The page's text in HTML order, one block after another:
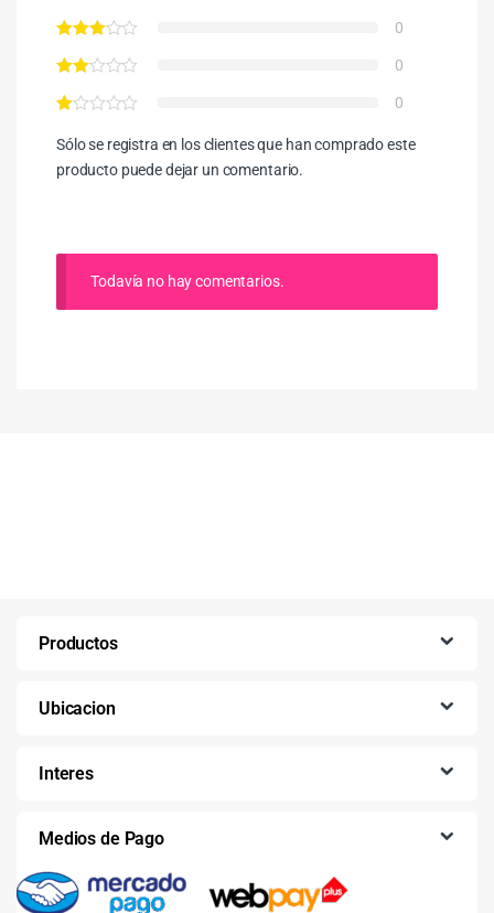
0
0
0
Sólo se registra en los clientes que han comprado este
producto puede dejar un comentario.
Todavía no hay comentarios.
Productos
Ubicacion
Interes
Medios de Pago